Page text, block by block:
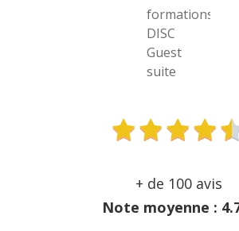
+ de 100 avis
Note moyenne :